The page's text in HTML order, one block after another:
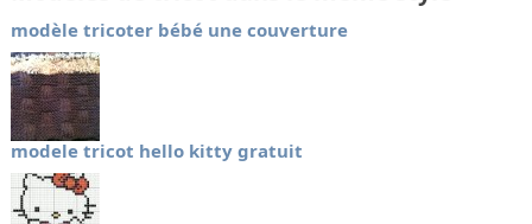
modèle tricoter bébé une couverture
modele tricot hello kitty gratuit